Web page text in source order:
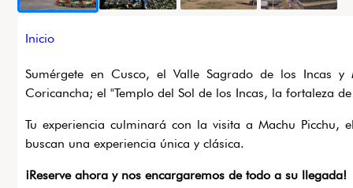
Ruta
de
navegación
Inicio
Sumérgete en Cusco, el Valle Sagrado de los Incas
Coricancha; el "Templo del Sol de los Incas, la fortaleza
Tu experiencia culminará con la visita a Machu Picchu,
buscan una experiencia única y clásica.
¡Reserve ahora y nos encargaremos de todo a su llegada!